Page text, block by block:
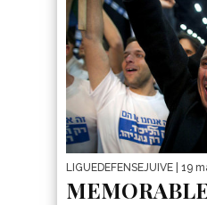
LIGUEDEFENSEJUIVE | 19